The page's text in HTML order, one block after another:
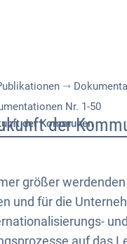
Nr. 1-50
der Kommunen
der
größer
und für die
und
auf das